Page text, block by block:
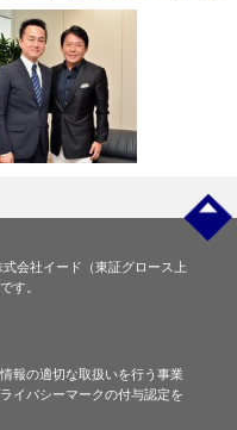
会社イード（東証グロース上
す。
報の適切な取扱いを行う事業
イバシーマークの付与認定を